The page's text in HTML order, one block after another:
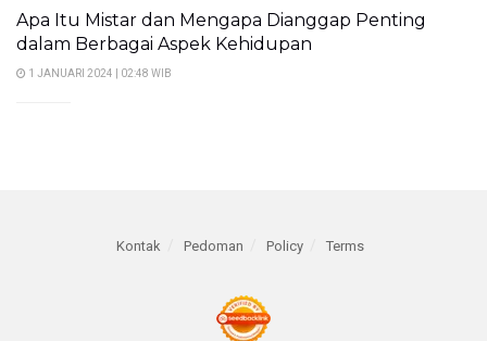
Apa Itu Mistar dan Mengapa Dianggap Penting
dalam Berbagai Aspek Kehidupan
1 JANUARI 2024 | 02:48 WIB
Kontak Pedoman Policy Terms